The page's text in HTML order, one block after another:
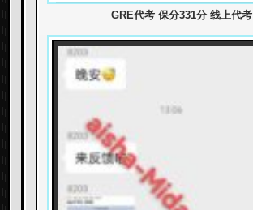
GRE代考 保分331分 线上代考